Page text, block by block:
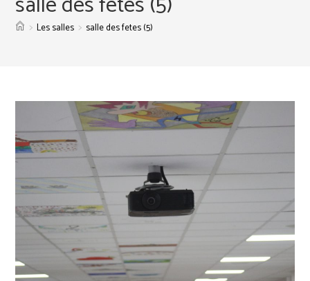
> Les salles > salle des fetes (5)